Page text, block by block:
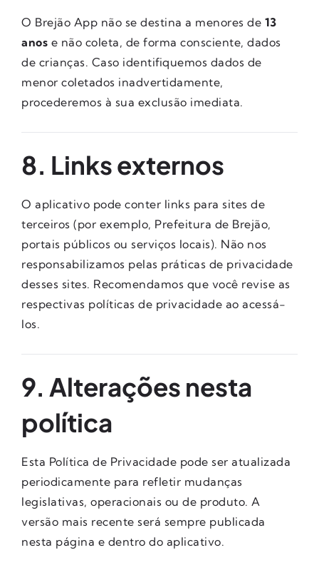
O Brejão App não se destina a menores de 13
anos e não coleta, de forma consciente, dados
de crianças. Caso identifiquemos dados de
menor coletados inadvertidamente,
procederemos à sua exclusão imediata.
8. Links externos
O aplicativo pode conter links para sites de
terceiros (por exemplo, Prefeitura de Brejão,
portais públicos ou serviços locais). Não nos
responsabilizamos pelas práticas de privacidade
desses sites. Recomendamos que você revise as
respectivas políticas de privacidade ao acessá-
los.
9. Alterações nesta
política
Esta Política de Privacidade pode ser atualizada
periodicamente para refletir mudanças
legislativas, operacionais ou de produto. A
versão mais recente será sempre publicada
nesta página e dentro do aplicativo.